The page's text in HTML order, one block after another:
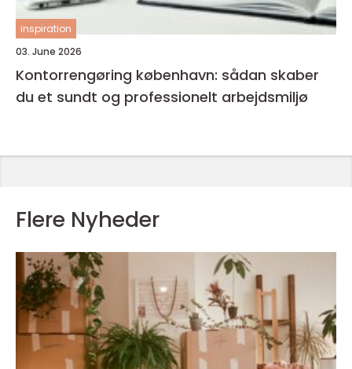
inspiration
03. June 2026
Kontorrengøring københavn: sådan skaber
du et sundt og professionelt arbejdsmiljø
Flere Nyheder